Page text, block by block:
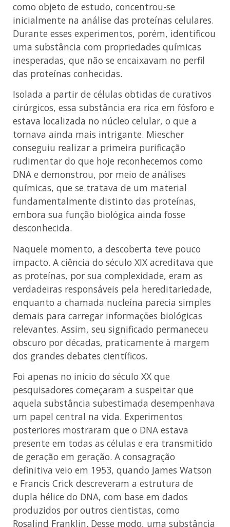
como objeto de estudo, concentrou-se
inicialmente na análise das proteínas celulares.
Durante esses experimentos, porém, identificou
uma substância com propriedades químicas
inesperadas, que não se encaixavam no perfil
das proteínas conhecidas.
Isolada a partir de células obtidas de curativos
cirúrgicos, essa substância era rica em fósforo e
estava localizada no núcleo celular, o que a
tornava ainda mais intrigante. Miescher
conseguiu realizar a primeira purificação
rudimentar do que hoje reconhecemos como
DNA e demonstrou, por meio de análises
químicas, que se tratava de um material
fundamentalmente distinto das proteínas,
embora sua função biológica ainda fosse
desconhecida.
Naquele momento, a descoberta teve pouco
impacto. A ciência do século XIX acreditava que
as proteínas, por sua complexidade, eram as
verdadeiras responsáveis pela hereditariedade,
enquanto a chamada nucleína parecia simples
demais para carregar informações biológicas
relevantes. Assim, seu significado permaneceu
obscuro por décadas, praticamente à margem
dos grandes debates científicos.
Foi apenas no início do século XX que
pesquisadores começaram a suspeitar que
aquela substância subestimada desempenhava
um papel central na vida. Experimentos
posteriores mostraram que o DNA estava
presente em todas as células e era transmitido
de geração em geração. A consagração
definitiva veio em 1953, quando James Watson
e Francis Crick descreveram a estrutura de
dupla hélice do DNA, com base em dados
produzidos por outros cientistas, como
Rosalind Franklin. Desse modo, uma substância